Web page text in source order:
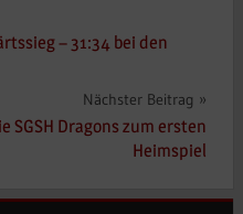
– 31:34 bei den
Nächster Beitrag
SGSH Dragons zum ersten
Heimspiel